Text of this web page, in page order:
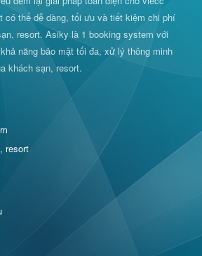
có thể dễ dàng, tối ưu và tiết kiệm chi phí
resort. Asiky là 1 booking system với
năng bảo mật tối đa, xử lý thông minh
khách sạn, resort.
resort